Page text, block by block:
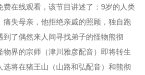
费在线观看，该节目讲述了：9岁的人类
痛失母亲，他拒绝亲戚的照顾，独自跑
到了偶然来人间寻找弟子的怪物熊彻
物界的宗师（津川雅彦配音）即将转生
选将在猪王山（山路和弘配音）和熊彻